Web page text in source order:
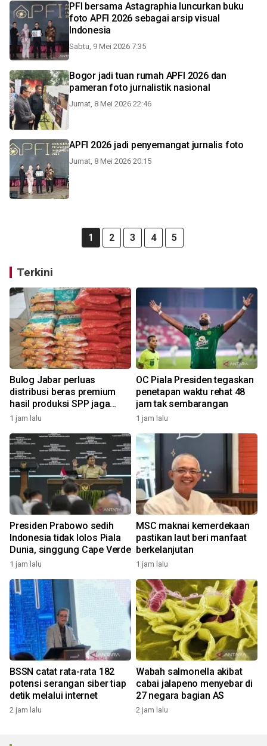
PFI bersama Astagraphia luncurkan buku
foto APFI 2026 sebagai arsip visual
Indonesia
Sabtu, 9 Mei 2026 7:35
Bogor jadi tuan rumah APFI 2026 dan
pameran foto jurnalistik nasional
Jumat, 8 Mei 2026 22:46
APFI 2026 jadi penyemangat jurnalis foto
Jumat, 8 Mei 2026 20:15
1 2 3 4 5
Terkini
Bulog Jabar perluas
distribusi beras premium
hasil produksi SPP jaga
harga sesuai HET
1 jam lalu
OC Piala Presiden tegaskan
penetapan waktu rehat 48
jam tak sembarangan
1 jam lalu
Presiden Prabowo sedih
Indonesia tidak lolos Piala
Dunia, singgung Cape Verde
1 jam lalu
MSC maknai kemerdekaan
pastikan laut beri manfaat
berkelanjutan
1 jam lalu
BSSN catat rata-rata 182
potensi serangan siber tiap
detik melalui internet
2 jam lalu
Wabah salmonella akibat
cabai jalapeno menyebar di
27 negara bagian AS
2 jam lalu